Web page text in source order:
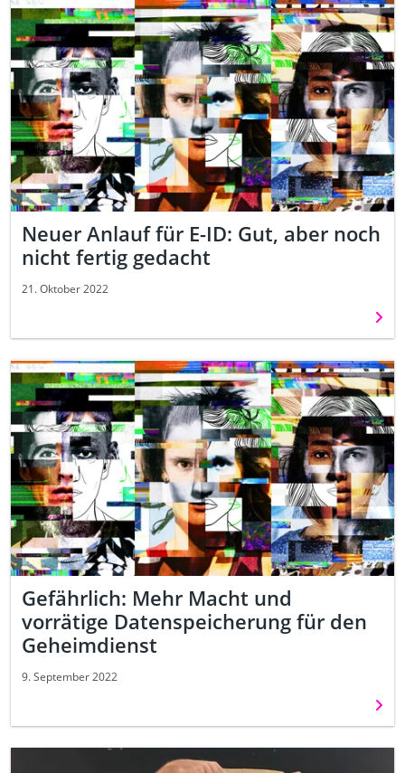
Neuer Anlauf für E-ID: Gut, aber noch
nicht fertig gedacht
21. Oktober 2022
Gefährlich: Mehr Macht und
vorrätige Datenspeicherung für den
Geheimdienst
9. September 2022